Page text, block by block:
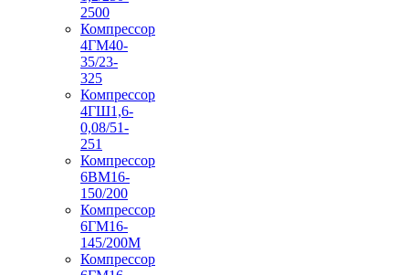
2500
Компрессор
4ГМ40-
35/23-
325
Компрессор
4ГШ1,6-
0,08/51-
251
Компрессор
6ВМ16-
150/200
Компрессор
6ГМ16-
145/200М
Компрессор